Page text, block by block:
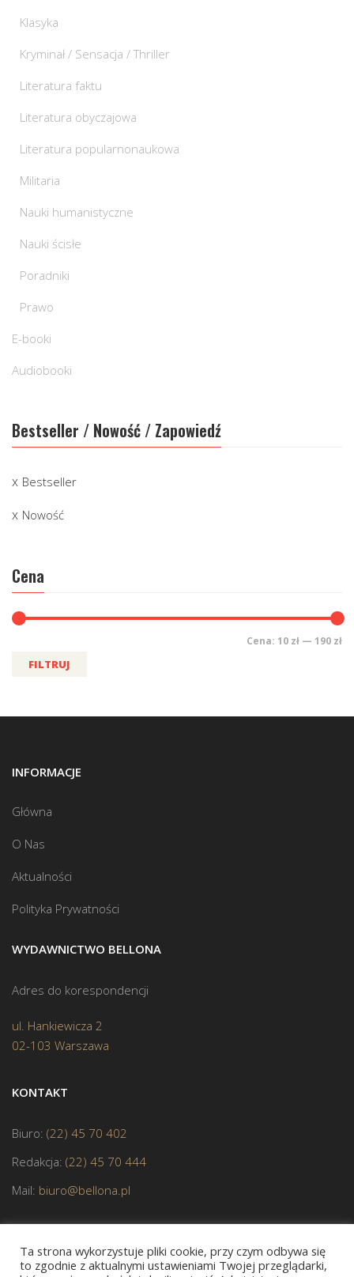
Klasyka
Kryminał / Sensacja / Thriller
Literatura faktu
Literatura obyczajowa
Literatura popularnonaukowa
Militaria
Nauki humanistyczne
Nauki ścisłe
Poradniki
Prawo
E-booki
Audiobooki
Bestseller / Nowość / Zapowiedź
Bestseller
Nowość
Cena
FILTRUJ
Cena: 10 zł — 190 zł
INFORMACJE
Główna
O Nas
Aktualności
Polityka Prywatności
WYDAWNICTWO BELLONA
Adres do korespondencji
ul. Hankiewicza 2
02-103 Warszawa
KONTAKT
Biuro: (22) 45 70 402
Redakcja: (22) 45 70 444
Mail: biuro@bellona.pl
Ta strona wykorzystuje pliki cookie, przy czym odbywa się
to zgodnie z aktualnymi ustawieniami Twojej przeglądarki,